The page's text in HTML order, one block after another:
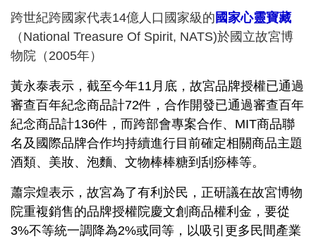
跨世紀跨國家代表14億人口國家級的 國家心靈寶藏
（National Treasure Of Spirit, NATS)於國立故宮博
物院（2005年）
黃永泰表示，截至今年11月底，故宮品牌授權已通過
審查百年紀念商品計72件，合作開發已通過審查百年
紀念商品計136件，而跨部會專案合作、MIT商品聯
名及國際品牌合作均持續進行目前確定相關商品主題
酒類、美妝、泡麵、文物棒棒糖到刮痧棒等。
蕭宗煌表示，故宮為了有利於民，正研議在故宮博物
院重複銷售的品牌授權院慶文創商品權利金，要從
3%不等統一調降為2%或同等，以吸引更多民間產業